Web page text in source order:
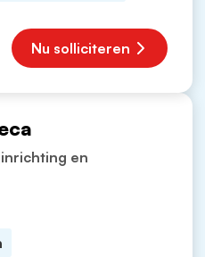
Nu solliciteren
en